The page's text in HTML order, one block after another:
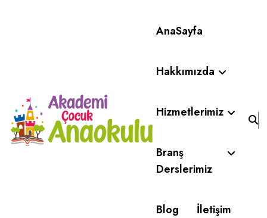
AnaSayfa
Hakkımızda
Hizmetlerimiz
Branş
Derslerimiz
Blog İletişim